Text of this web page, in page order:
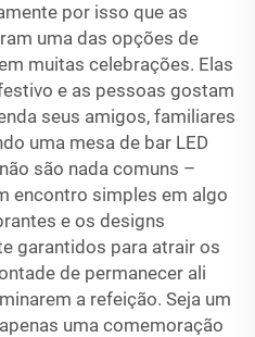
por isso que as
uma das opções de
muitas celebrações. Elas
e as pessoas gostam
seus amigos, familiares
uma mesa de bar LED
são nada comuns –
encontro simples em algo
e os designs
garantidos para atrair os
de permanecer ali
a refeição. Seja um
uma comemoração